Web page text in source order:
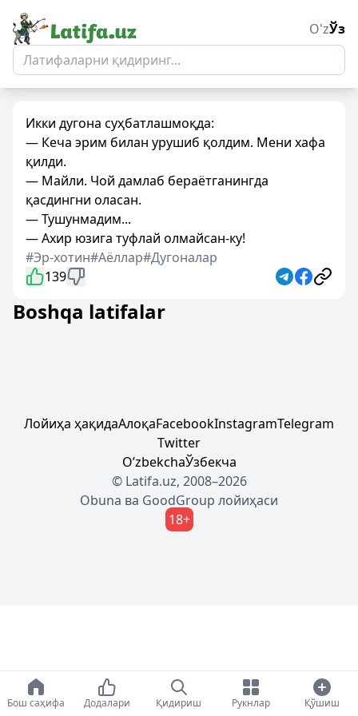
O'zЎз
Икки дугона суҳбатлашмоқда:
— Кеча эрим билан урушиб қолдим. Мени хафа
қилди.
— Майли. Чой дамлаб бераётганингда
қасдингни оласан.
— Тушунмадим...
— Ахир юзига туфлай олмайсан-ку!
#Эр-хотин#Аёллар#Дугоналар
139
Boshqa latifalar
Лойиҳа ҳақидаАлоқаFacebookInstagramTelegram
Twitter
OʼzbekchaЎзбекча
© Latifa.uz, 2008–2026
Obuna ва GoodGroup лойиҳаси
18+
Бош саҳифа Додалари Қидириш Рукнлар Қўшиш